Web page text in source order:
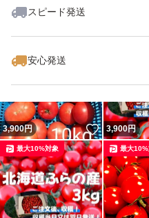
賞味期限・冬春は常温で1
スピード発送
安心発送
3,900円 いいね！
3,900円
最大10%対象 最大